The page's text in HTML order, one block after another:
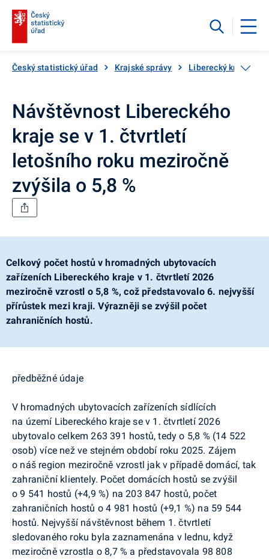
Český statistický úřad Krajské správy Liberecký kraj
Návštěvnost Libereckého
kraje se v 1. čtvrtletí
letošního roku meziročně
zvýšila o 5,8 %
Celkový počet hostů v hromadných ubytovacích
zařízeních Libereckého kraje v 1. čtvrtletí 2026
meziročně vzrostl o 5,8 %, což představovalo 6. nejvyšší
přírůstek mezi kraji. Výrazněji se zvýšil počet
zahraničních hostů.
předběžné údaje
V hromadných ubytovacích zařízeních sídlících
na území Libereckého kraje se v 1. čtvrtletí 2026
ubytovalo celkem 263 391 hostů, tedy o 5,8 % (14 522
osob) více než ve stejném období roku 2025. Zájem
o náš region meziročně vzrostl jak v případě domácí, tak
zahraniční klientely. Počet domácích hostů se zvýšil
o 9 541 hostů (+4,9 %) na 203 847 hostů, počet
zahraničních hostů o 4 981 hostů (+9,1 %) na 59 544
hostů. Nejvyšší návštěvnost během 1. čtvrtletí
sledovaného roku byla zaznamenána v lednu, když
meziročně vzrostla o 8,7 % a představovala 98 808